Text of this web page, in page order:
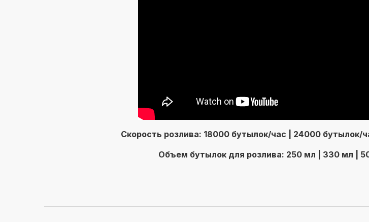
Скорость розлива: 18000 бутылок/час | 24000
Объем бутылок для розлива: 250 мл | 330 мл |